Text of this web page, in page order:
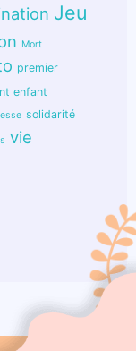
Jeu
Mort
premier
enfant
solidarité
vie